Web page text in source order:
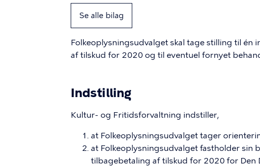
Se alle bilag
Folkeoplysningsudvalget skal tage stilling til én
af tilskud for 2020 og til eventuel fornyet
Indstilling
Kultur- og Fritidsforvaltning indstiller,
at Folkeoplysningsudvalget tager
at Folkeoplysningsudvalget fastholder sin
tilbagebetaling af tilskud for 2020 for Den